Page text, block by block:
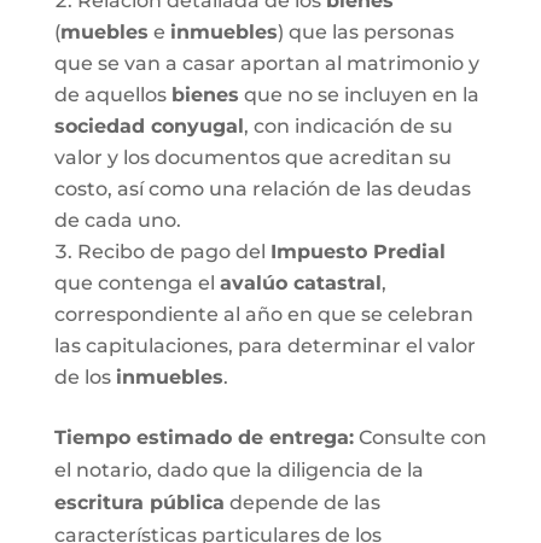
(muebles e inmuebles) que las personas
que se van a casar aportan al matrimonio y
de aquellos bienes que no se incluyen en la
sociedad conyugal, con indicación de su
valor y los documentos que acreditan su
costo, así como una relación de las deudas
de cada uno.
Recibo de pago del Impuesto Predial
que contenga el avalúo catastral,
correspondiente al año en que se celebran
las capitulaciones, para determinar el valor
de los inmuebles.
Tiempo estimado de entrega:Consulte con
el notario, dado que la diligencia de la
escritura pública depende de las
características particulares de los